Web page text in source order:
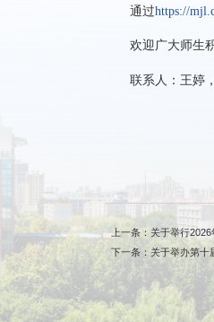
通过https://
欢迎广大师生
联系人：王婷
上一条：关于举行
下一条：关于举办第十